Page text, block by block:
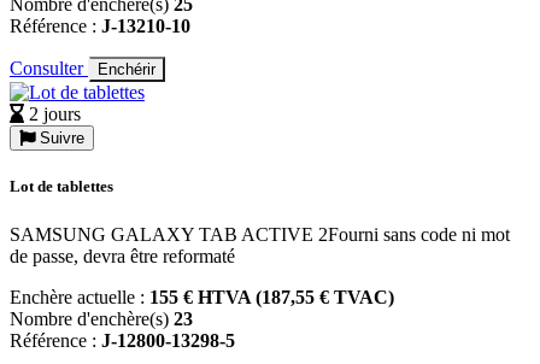
Nombre d'enchère(s) 25
Référence : J-13210-10
Consulter Enchérir
2 jours
Suivre
Lot de tablettes
SAMSUNG GALAXY TAB ACTIVE 2Fourni sans code ni mot
de passe, devra être reformaté
Enchère actuelle : 155 € HTVA (187,55 € TVAC)
Nombre d'enchère(s) 23
Référence : J-12800-13298-5